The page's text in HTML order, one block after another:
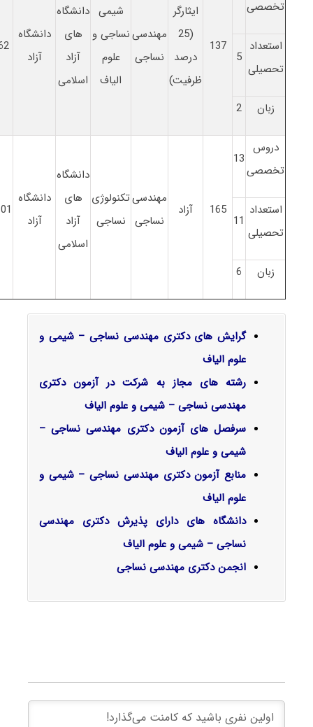
تخصصی
137
ایثارگر
(25
درصد
ظرفیت)
مهندسی
نساجی
شیمی
نساجی و
علوم
الیاف
دانشگاه
های
آزاد
اسلامی
دانشگاه
آزاد
استعداد
تحصیلی
5
زبان 2
دروس
تخصصی
13
165 آزاد
مهندسی
نساجی
تکنولوژی
نساجی
دانشگاه
های
آزاد
اسلامی
دانشگاه
آزاد
استعداد
تحصیلی
11
زبان 6
گرایش‌ های دکتری مهندسی نساجی – شیمی و
علوم الیاف
رشته های مجاز به شرکت در آزمون دکتری
مهندسی نساجی – شیمی و علوم الیاف
سرفصل‌ های آزمون دکتری مهندسی نساجی –
شیمی و علوم الیاف
منابع آزمون دکتری مهندسی نساجی – شیمی و
علوم الیاف
دانشگاه های دارای پذیرش دکتری مهندسی
نساجی – شیمی و علوم الیاف
انجمن دکتری مهندسی نساجی